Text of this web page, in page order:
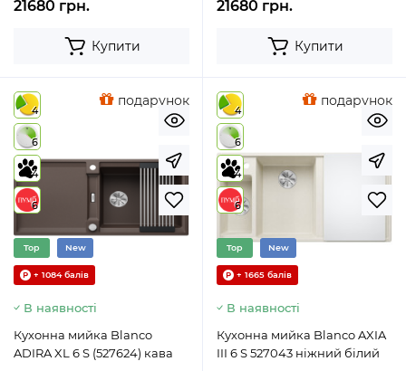
21680 грн.
Купити
21680 грн.
Купити
4
6
4
6
подарунок
Top New
+ 1084 балів
В наявності
Кухонна мийка Blanco
ADIRA XL 6 S (527624) кава
4
6
4
6
подарунок
Top New
+ 1665 балів
В наявності
Кухонна мийка Blanco AXIA
III 6 S 527043 ніжний білий